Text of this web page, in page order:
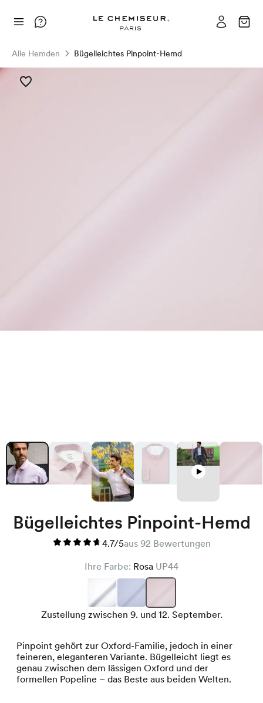
Alle Hemden Bügelleichtes Pinpoint-Hemd
Bügelleichtes Pinpoint-Hemd
4.7/5aus 92 Bewertungen
Ihre Farbe: Rosa UP44
Zustellung zwischen 9. und 12. September.
Pinpoint gehört zur Oxford-Familie, jedoch in einer
feineren, eleganteren Variante. Bügelleicht liegt es
genau zwischen dem lässigen Oxford und der
formellen Popeline – das Beste aus beiden Welten.